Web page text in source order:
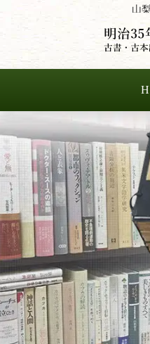
ン
へ
ス
キ
ッ
プ
山